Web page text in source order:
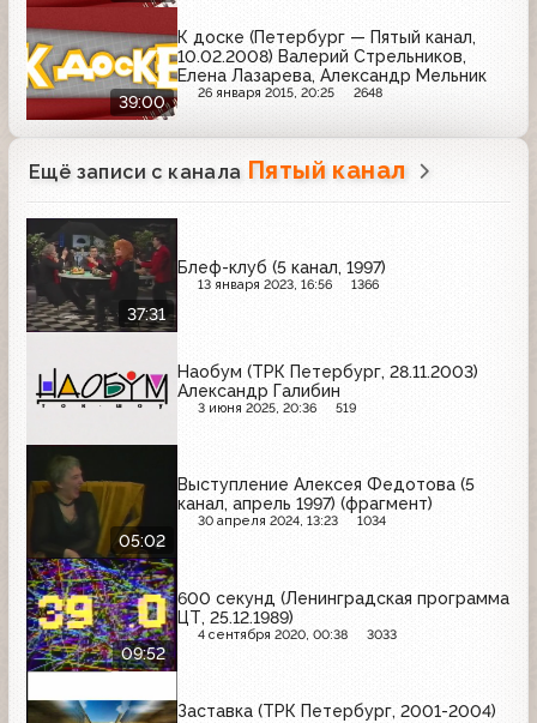
39:00
К доске (Петербург — Пятый канал,
10.02.2008) Валерий Стрельников,
Елена Лазарева, Александр Мельник
26 января 2015, 20:25 2648
Ещё записи с канала Пятый канал
37:31
Блеф-клуб (5 канал, 1997)
13 января 2023, 16:56 1366
Наобум (ТРК Петербург, 28.11.2003)
Александр Галибин
3 июня 2025, 20:36 519
05:02
Выступление Алексея Федотова (5
канал, апрель 1997) (фрагмент)
30 апреля 2024, 13:23 1034
09:52
600 секунд (Ленинградская программа
ЦТ, 25.12.1989)
4 сентября 2020, 00:38 3033
Заставка (ТРК Петербург, 2001-2004)